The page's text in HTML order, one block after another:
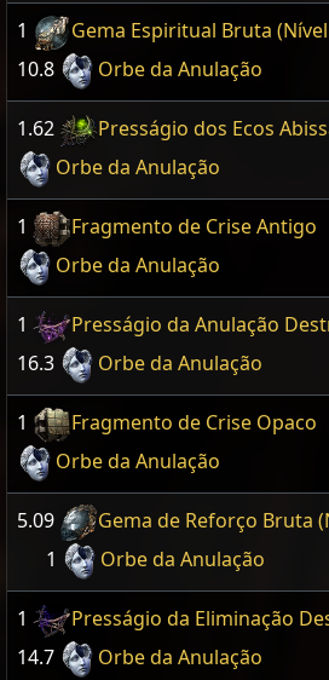
1
Gema Espiritual Bruta
10.8
Orbe da Anulação
1.62 Presságio dos Ecos
Orbe da Anulação
1 Fragmento de Crise Antigo
Orbe da Anulação
1
Presságio da Anulação
16.3
Orbe da Anulação
1 Fragmento de Crise Opaco
Orbe da Anulação
5.09
Gema de Reforço Bruta
1
Orbe da Anulação
1
Presságio da Eliminação
14.7
Orbe da Anulação